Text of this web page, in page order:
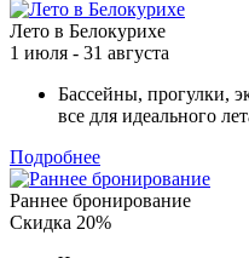
Лето в Белокурихе
1 июля - 31 августа
Бассейны, прогулки,
все для идеального
Подробнее
Раннее бронирование
Скидка 20%